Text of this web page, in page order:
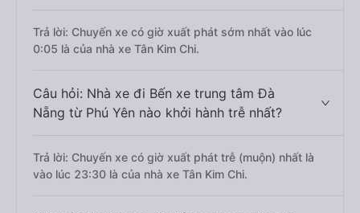
Trả lời: Chuyến xe có giờ xuất phát sớm nhất vào lúc
0:05 là của nhà xe Tân Kim Chi.
Câu hỏi: Nhà xe đi Bến xe trung tâm Đà
Nẵng từ Phú Yên nào khởi hành trễ nhất?
Trả lời: Chuyến xe có giờ xuất phát trễ (muộn) nhất là
vào lúc 23:30 là của nhà xe Tân Kim Chi.